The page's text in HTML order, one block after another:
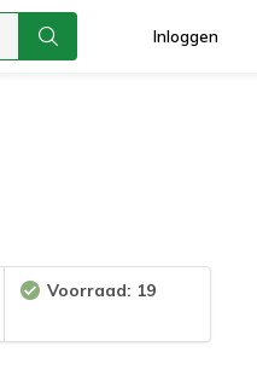
Inloggen
Voorraad: 19